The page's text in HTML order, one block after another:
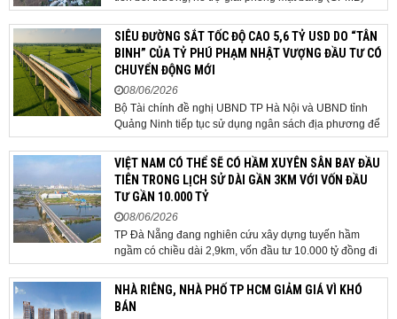
cho 106 hộ gia đình, cá nhân thuộc diện thu hồi đất để
thực hiện dự án Khu đô thị thể thao Quốc tế Hà Nội trên
địa bàn thôn Nhuệ Giang. Trong...
SIÊU ĐƯỜNG SẮT TỐC ĐỘ CAO 5,6 TỶ USD DO “TÂN
BINH” CỦA TỶ PHÚ PHẠM NHẬT VƯỢNG ĐẦU TƯ CÓ
CHUYỂN ĐỘNG MỚI
08/06/2026
Bộ Tài chính đề nghị UBND TP Hà Nội và UBND tỉnh
Quảng Ninh tiếp tục sử dụng ngân sách địa phương để
thực hiện công tác giải phóng mặt bằng đối với phần
tuyến đi qua địa bàn hai địa phương, bảo đảm tiến độ
triển khai. Bộ Tài chính vừa có công văn...
VIỆT NAM CÓ THỂ SẼ CÓ HẦM XUYÊN SÂN BAY ĐẦU
TIÊN TRONG LỊCH SỬ DÀI GẦN 3KM VỚI VỐN ĐẦU
TƯ GẦN 10.000 TỶ
08/06/2026
TP Đà Nẵng đang nghiên cứu xây dựng tuyến hầm
ngầm có chiều dài 2,9km, vốn đầu tư 10.000 tỷ đồng đi
qua sân bay quốc tế. TP Đà Nẵng đang nghiên cứu một
phương án hạ tầng mang tính đột phá khi đề xuất xây
dựng tuyến hầm ngầm xuyên qua khu vực sân...
NHÀ RIÊNG, NHÀ PHỐ TP HCM GIẢM GIÁ VÌ KHÓ
BÁN